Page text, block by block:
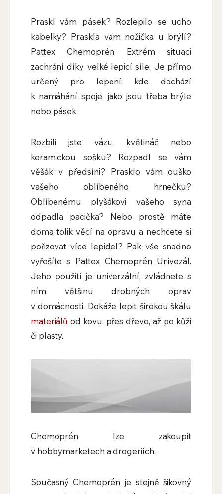
Praskl vám pásek? Rozlepilo se ucho
kabelky? Praskla vám nožička u brýlí?
Pattex Chemoprén Extrém situaci
zachrání díky velké lepicí síle. Je přímo
určený pro lepení, kde dochází
k namáhání spoje, jako jsou třeba brýle
nebo pásek.
Rozbili jste vázu, květináč nebo
keramickou sošku? Rozpadl se vám
věšák v předsíni? Prasklo vám ouško
vašeho oblíbeného hrnečku?
Oblíbenému plyšákovi vašeho syna
odpadla pacička? Nebo prostě máte
doma tolik věcí na opravu a nechcete si
pořizovat více lepidel? Pak vše snadno
vyřešíte s Pattex Chemoprén Univezál.
Jeho použití je univerzální, zvládnete s
ním většinu drobných oprav
v domácnosti. Dokáže lepit širokou škálu
materiálů od kovu, přes dřevo, až po kůži
či plasty.
Chemoprén lze zakoupit
v hobbymarketech a drogeriích.
Současný Chemoprén je stejně šikovný